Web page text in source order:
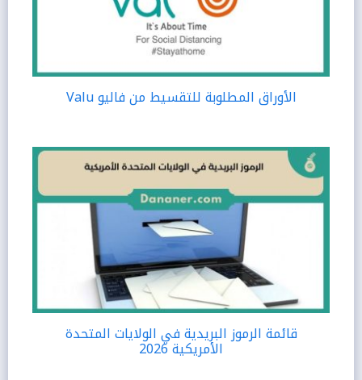
الأوراق المطلوبة للتقسيط من فاليو Valu
قائمة الرموز البريدية في الولايات المتحدة
الأمريكية 2026